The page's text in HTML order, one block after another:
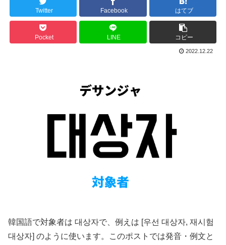
Twitter Facebook はてブ
Pocket LINE コピー
2022.12.22
韓国語で対象者は 대상자で、例えは [우선 대상자, 재시험
대상자] のように使います。このポストでは発音・例文と